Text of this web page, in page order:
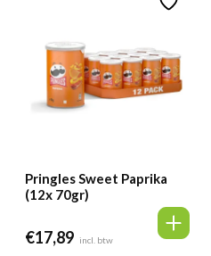
Pringles Sweet Paprika
(12x 70gr)
€17,89 incl. btw